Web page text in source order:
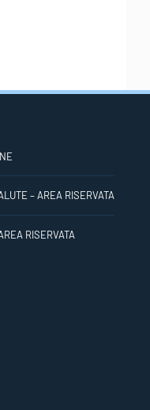
– AREA RISERVATA
RISERVATA